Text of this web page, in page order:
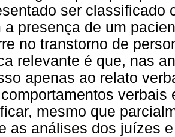
ser classificado
a presença de um
no transtorno de
relevante é que, nas
apenas ao relato
verbais
mesmo que
as análises dos juízes